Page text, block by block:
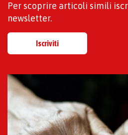
Per scoprire articoli simili
newsletter.
Iscriviti